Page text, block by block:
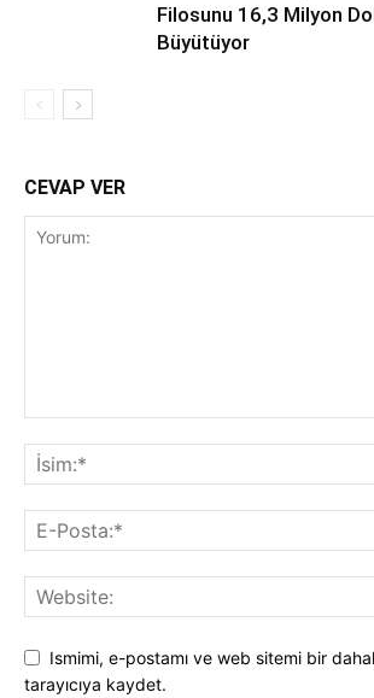
Filosunu 16,3 Milyon
Büyütüyor
CEVAP VER
Ismimi, e-postamı ve web sitemi bir
tarayıcıya kaydet.